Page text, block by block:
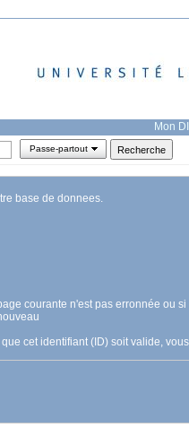
Mon
Passe-partout
base de donnees.
courante n'est pas erronnée ou
cet identifiant (ID) soit valide,